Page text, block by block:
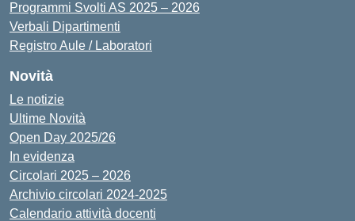
Programmi Svolti AS 2025 – 2026
Verbali Dipartimenti
Registro Aule / Laboratori
Novità
Le notizie
Ultime Novità
Open Day 2025/26
In evidenza
Circolari 2025 – 2026
Archivio circolari 2024-2025
Calendario attività docenti